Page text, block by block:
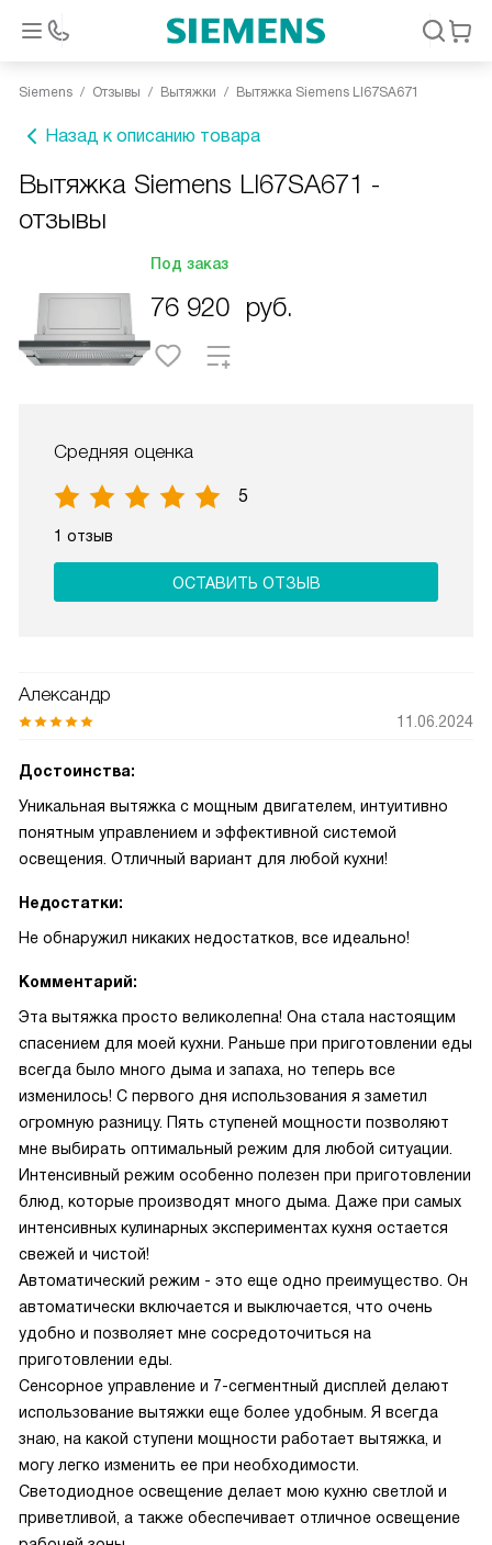
Siemens Отзывы Вытяжки Вытяжка Siemens LI67SA671
Назад к описанию товара
Вытяжка Siemens LI67SA671 -
отзывы
Под заказ
76 920 руб.
Средняя оценка
5
1 отзыв
ОСТАВИТЬ ОТЗЫВ
Александр
11.06.2024
Достоинства:
Уникальная вытяжка с мощным двигателем, интуитивно
понятным управлением и эффективной системой
освещения. Отличный вариант для любой кухни!
Недостатки:
Не обнаружил никаких недостатков, все идеально!
Комментарий:
Эта вытяжка просто великолепна! Она стала настоящим
спасением для моей кухни. Раньше при приготовлении еды
всегда было много дыма и запаха, но теперь все
изменилось! С первого дня использования я заметил
огромную разницу. Пять ступеней мощности позволяют
мне выбирать оптимальный режим для любой ситуации.
Интенсивный режим особенно полезен при приготовлении
блюд, которые производят много дыма. Даже при самых
интенсивных кулинарных экспериментах кухня остается
свежей и чистой!
Автоматический режим - это еще одно преимущество. Он
автоматически включается и выключается, что очень
удобно и позволяет мне сосредоточиться на
приготовлении еды.
Сенсорное управление и 7-сегментный дисплей делают
использование вытяжки еще более удобным. Я всегда
знаю, на какой ступени мощности работает вытяжка, и
могу легко изменить ее при необходимости.
Светодиодное освещение делает мою кухню светлой и
приветливой, а также обеспечивает отличное освещение